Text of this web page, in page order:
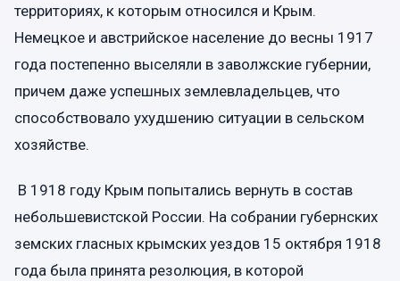
территориях, к которым относился и Крым.
Немецкое и австрийское население до весны 1917
года постепенно выселяли в заволжские губернии,
причем даже успешных землевладельцев, что
способствовало ухудшению ситуации в сельском
хозяйстве.
В 1918 году Крым попытались вернуть в состав
небольшевистской России. На собрании губернских
земских гласных крымских уездов 15 октября 1918
года была принята резолюция, в которой